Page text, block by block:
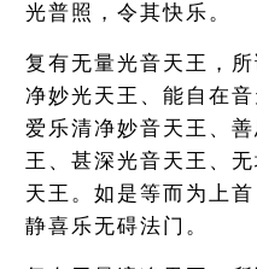
光普照，令其快乐。
复有无量光音天王，
净妙光天王、能自在
爱乐清净妙音天王、
王、甚深光音天王、
天王。如是等而为上
静喜乐无碍法门。